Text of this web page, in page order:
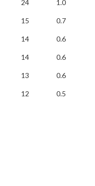
24 1.0
15 0.7
14 0.6
14 0.6
13 0.6
12 0.5